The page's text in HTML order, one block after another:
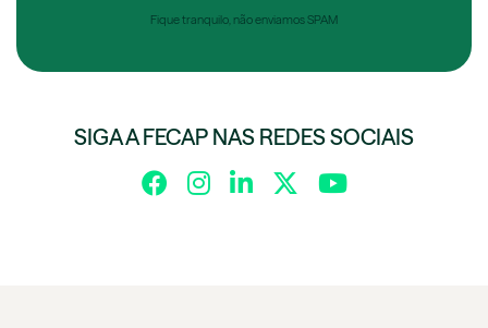
Fique tranquilo, não enviamos SPAM
SIGA A FECAP NAS REDES SOCIAIS